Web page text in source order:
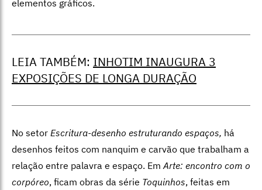
elementos gráficos.
LEIA TAMBÉM: INHOTIM INAUGURA 3
EXPOSIÇÕES DE LONGA DURAÇÃO
No setor Escritura-desenho estruturando espaços, há
desenhos feitos com nanquim e carvão que trabalham a
relação entre palavra e espaço. EmArte: encontro com o
corpóreo, ficam obras da série Toquinhos, feitas em